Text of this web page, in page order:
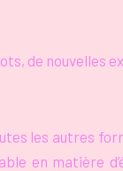
de nouvelles
les autres
en matière